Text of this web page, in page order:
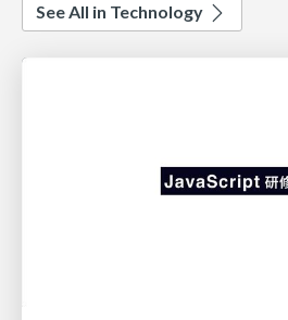
See All in Technology